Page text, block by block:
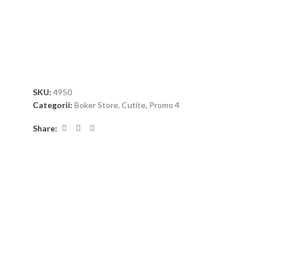
SKU: 4950
Categorii: Boker Store, Cutite, Promo 4
Share: